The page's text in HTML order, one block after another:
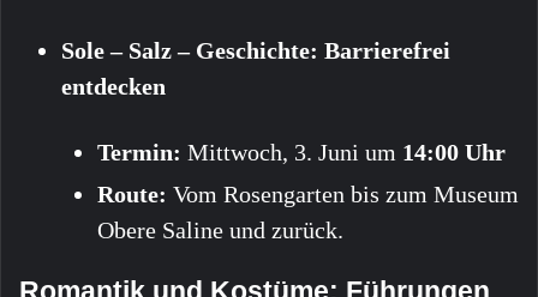
Sole – Salz – Geschichte: Barrierefrei
entdecken
Termin: Mittwoch, 3. Juni um 14:00 Uhr
Route: Vom Rosengarten bis zum Museum
Obere Saline und zurück.